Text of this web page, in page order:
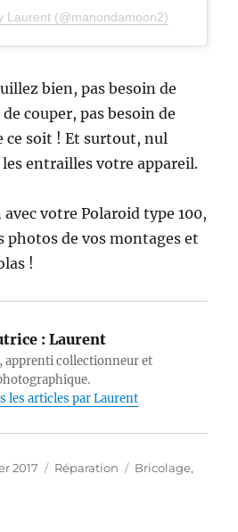
Laurent (@manondamoon2)
bien, pas besoin de
couper, pas besoin de
ce soit ! Et surtout, nul
entrailles votre appareil.
votre Polaroid type 100,
photos de vos montages et
!
: Laurent
apprenti collectionneur et
les articles par Laurent
2017 Catégories
Réparation Étiquettes
Bricolage,